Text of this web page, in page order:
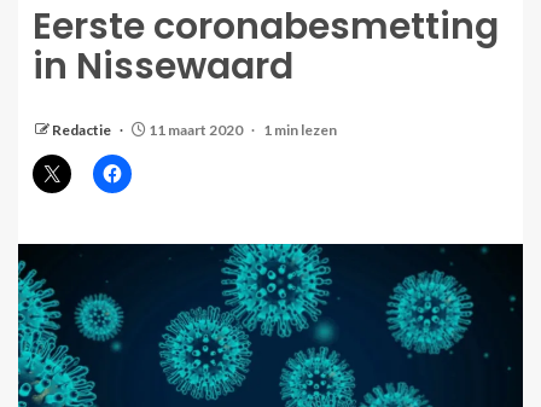
Eerste coronabesmetting
in Nissewaard
Redactie 11 maart 2020 1 min lezen